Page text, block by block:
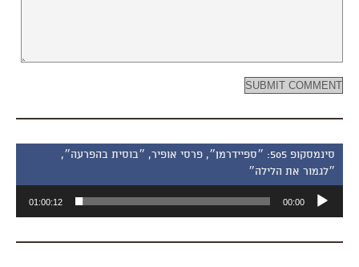
סינמסקופ 505: ״ספיידרמן״, פרסי אופיר, ״בוסית בהפרעה״,
״לגמור את הלילה״
אודיו
00:00
01:00:12